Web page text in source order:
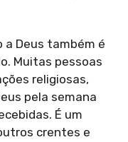
a Deus também é
Muitas pessoas
religiosas,
pela semana
É um
crentes e